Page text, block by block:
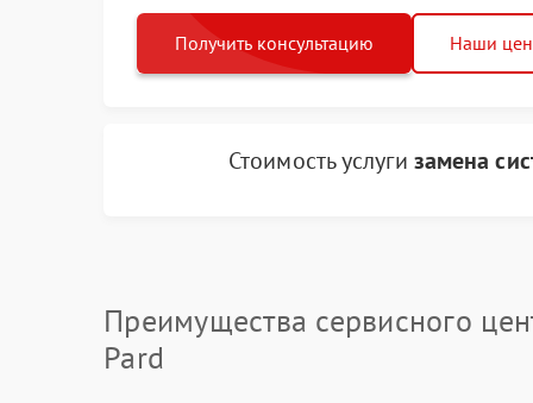
Получить консультацию Наши
Стоимость услуги замена
Преимущества сервисного
Pard